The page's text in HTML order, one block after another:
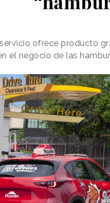
ofrece producto
el negocio de las